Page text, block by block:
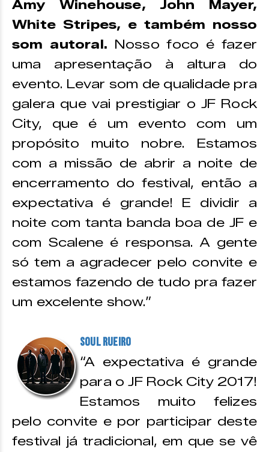
Amy Winehouse, John Mayer,
White Stripes, e também nosso
som autoral. Nosso foco é fazer
uma apresentação à altura do
evento. Levar som de qualidade pra
galera que vai prestigiar o JF Rock
City, que é um evento com um
propósito muito nobre. Estamos
com a missão de abrir a noite de
encerramento do festival, então a
expectativa é grande! E dividir a
noite com tanta banda boa de JF e
com Scalene é responsa. A gente
só tem a agradecer pelo convite e
estamos fazendo de tudo pra fazer
um excelente show.”
Soul Rueiro
“A expectativa é grande
para o JF Rock City 2017!
Estamos muito felizes
pelo convite e por participar deste
festival já tradicional, em que se vê